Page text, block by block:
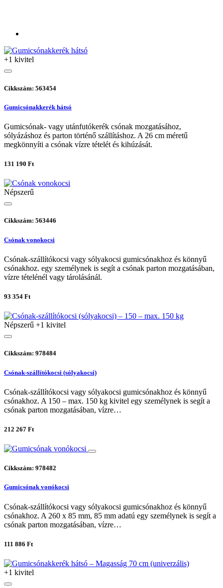
+1 kivitel
Cikkszám: 563454
Gumicsónakkerék hátsó
Gumicsónak- vagy utánfutókerék csónak mozgatásához,
sólyázáshoz és parton történő szállításhoz. A 26 cm méretű
megkönnyíti a csónak vízre tételét és kihúzását.
131 190 Ft
Népszerű
Cikkszám: 563446
Csónak vonokocsi
Csónak-szállítókocsi vagy sólyakocsi gumicsónakhoz és könnyű
csónakhoz. egy személynek is segít a csónak parton mozgatásában,
vízre tételénél vagy tárolásánál.
93 354 Ft
Népszerű +1 kivitel
Cikkszám: 978484
Csónak-szállítókocsi (sólyakocsi)
Csónak-szállítókocsi vagy sólyakocsi gumicsónakhoz és könnyű
csónakhoz. A 150 – max. 150 kg kivitel egy személynek is segít a
csónak parton mozgatásában, vízre…
212 267 Ft
Cikkszám: 978482
Gumicsónak vonókocsi
Csónak-szállítókocsi vagy sólyakocsi gumicsónakhoz és könnyű
csónakhoz. A 260 x 85 mm, 85 mm adatú egy személynek is segít a
csónak parton mozgatásában, vízre…
111 886 Ft
+1 kivitel